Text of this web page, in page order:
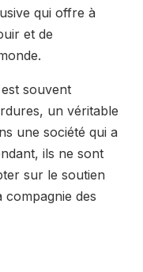
qui offre à
et de
souvent
un véritable
une société qui a
ils ne sont
sur le soutien
compagnie des